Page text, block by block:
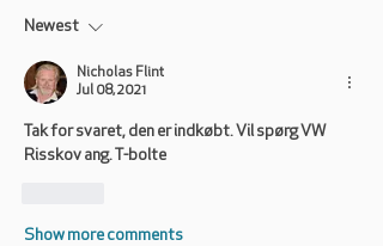
Newest
Nicholas Flint
Jul 08, 2021
Tak for svaret, den er indkøbt. Vil spørg VW
Risskov ang. T-bolte
Show more comments